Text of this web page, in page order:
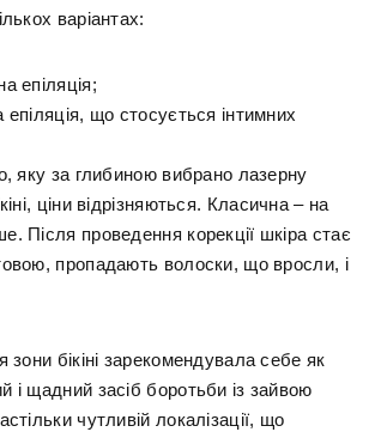
варіантах:
епіляція;
епіляція, що стосується інтимних
яку за глибиною вибрано лазерну
ціни відрізняються. Класична – на
Після проведення корекції шкіра стає
пропадають волоски, що вросли, і
зони бікіні зарекомендувала себе як
і щадний засіб боротьби із зайвою
чутливій локалізації, що